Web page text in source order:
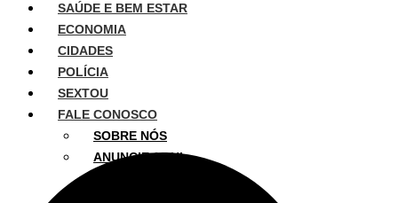
SAÚDE E BEM ESTAR
ECONOMIA
CIDADES
POLÍCIA
SEXTOU
FALE CONOSCO
SOBRE NÓS
ANUNCIE AQUI